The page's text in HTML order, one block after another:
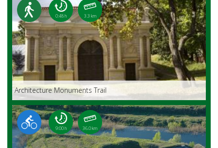
0:48 h 3.3 km
Architecture Monuments Trail
9:00 h 36.0 km